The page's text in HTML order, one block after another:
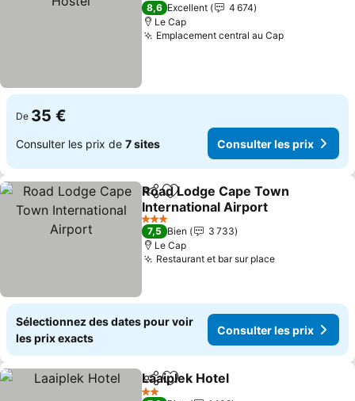
8,6 Excellent
4 674
Le Cap
Emplacement central au Cap
De 35 €
Consulter les prix de 7 sites Consulter les prix
PartagerAjouter à mes favoris
Road Lodge Cape Town
International Airport
3 Étoiles
7,5 Bien
3 733
Le Cap
Restaurant et bar sur place
Sélectionnez des dates pour voir
les prix exacts
Consulter les prix
PartagerAjouter à mes favoris
Laaiplek Hotel
2 Étoiles